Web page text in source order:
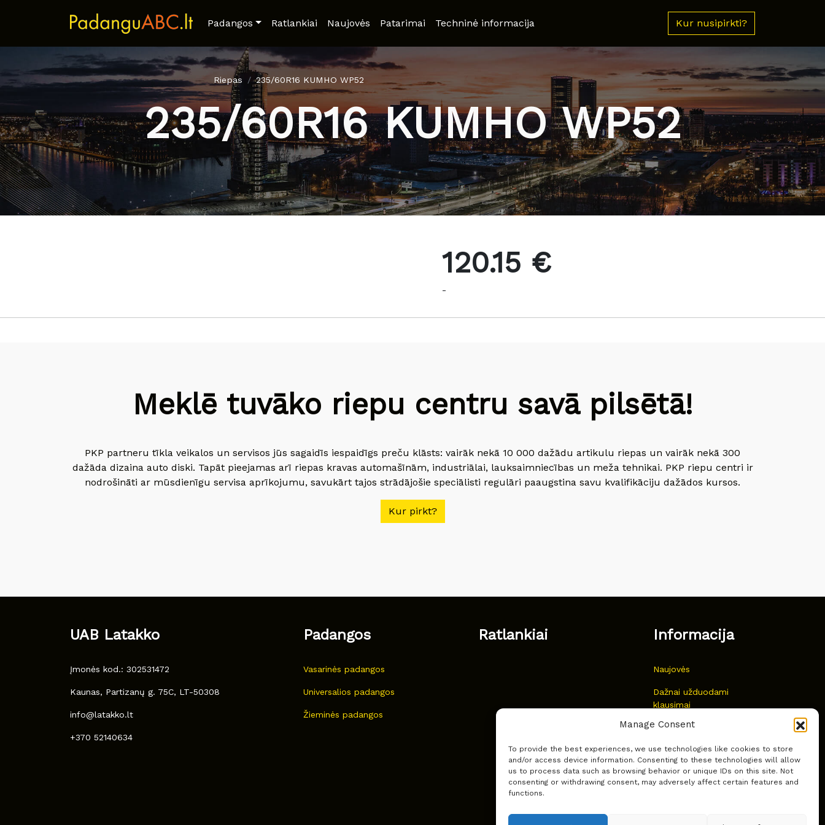
Manage Consent
To provide the best experiences, we use technologies like cookies to store
and/or access device information. Consenting to these technologies will allow
us to process data such as browsing behavior or unique IDs on this site. Not
consenting or withdrawing consent, may adversely affect certain features and
functions.
Padangos Ratlankiai Naujovės Patarimai Techninė informacija Kur nusipirkti?
Riepas 235/60R16 KUMHO WP52
235/60R16 KUMHO WP52
120.15 €
-
Meklē tuvāko riepu centru savā pilsētā!
PKP partneru tīkla veikalos un servisos jūs sagaidīs iespaidīgs preču klāsts: vairāk nekā 10 000 dažādu artikulu riepas un vairāk nekā 300
dažāda dizaina auto diski. Tapāt pieejamas arī riepas kravas automašīnām, industriālai, lauksaimniecības un meža tehnikai. PKP riepu centri ir
nodrošināti ar mūsdienīgu servisa aprīkojumu, savukārt tajos strādājošie speciālisti regulāri paaugstina savu kvalifikāciju dažādos kursos.
Kur pirkt?
UAB Latakko
Įmonės kod.: 302531472
Kaunas, Partizanų g. 75C, LT-50308
info@latakko.lt
+370 52140634
Padangos
Vasarinės padangos
Universalios padangos
Žieminės padangos
Ratlankiai Informacija
Naujovės
Dažnai užduodami
klausimai
Kur nusipirkti?
Privatumas